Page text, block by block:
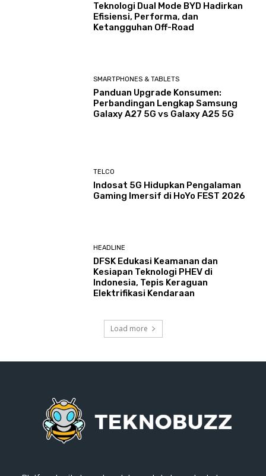
Teknologi Dual Mode BYD Hadirkan
Efisiensi, Performa, dan
Ketangguhan Off-Road
SMARTPHONES & TABLETS
Panduan Upgrade Konsumen:
Perbandingan Lengkap Samsung
Galaxy A27 5G vs Galaxy A25 5G
TELCO
Indosat 5G Hidupkan Pengalaman
Gaming Imersif di HoYo FEST 2026
HEADLINE
DFSK Edukasi Keamanan dan
Kesiapan Teknologi PHEV di
Indonesia, Tepis Keraguan
Elektrifikasi Kendaraan
Load more